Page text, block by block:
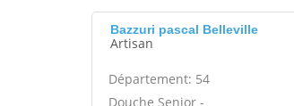
Bazzuri pascal Belleville
Artisan
Département: 54
Douche Senior -